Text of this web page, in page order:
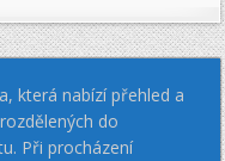
která nabízí přehled a
do
Při procházení